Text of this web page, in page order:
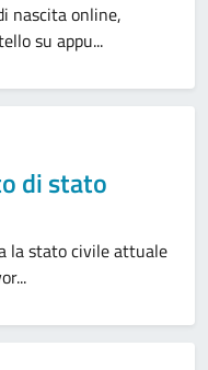
nascita online,
su appu...
di stato
la stato civile attuale